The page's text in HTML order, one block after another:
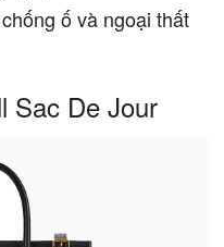
ố và ngoại thất
Sac De Jour